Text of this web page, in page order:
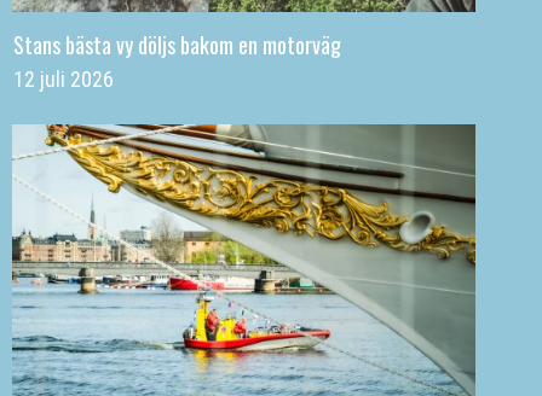
Stans bästa vy döljs bakom en motorväg
12 juli 2026